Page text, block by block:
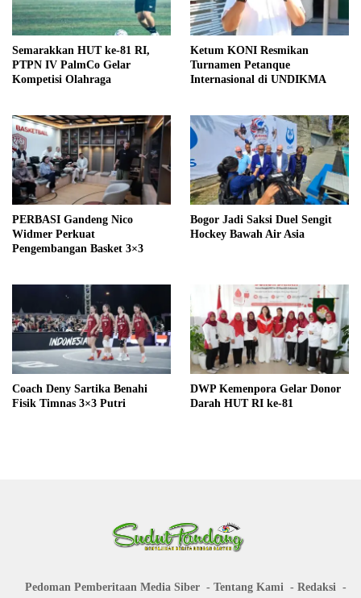
Semarakkan HUT ke-81 RI,
PTPN IV PalmCo Gelar
Kompetisi Olahraga
Ketum KONI Resmikan
Turnamen Petanque
Internasional di UNDIKMA
PERBASI Gandeng Nico
Widmer Perkuat
Pengembangan Basket 3×3
Bogor Jadi Saksi Duel Sengit
Hockey Bawah Air Asia
Coach Deny Sartika Benahi
Fisik Timnas 3×3 Putri
DWP Kemenpora Gelar Donor
Darah HUT RI ke-81
Pedoman Pemberitaan Media Siber Tentang Kami Redaksi